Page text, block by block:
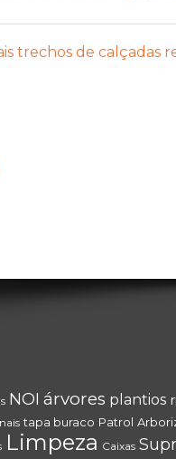
trechos de calçadas
NOI árvores plantios
tapa buraco Patrol
Limpeza Caixas